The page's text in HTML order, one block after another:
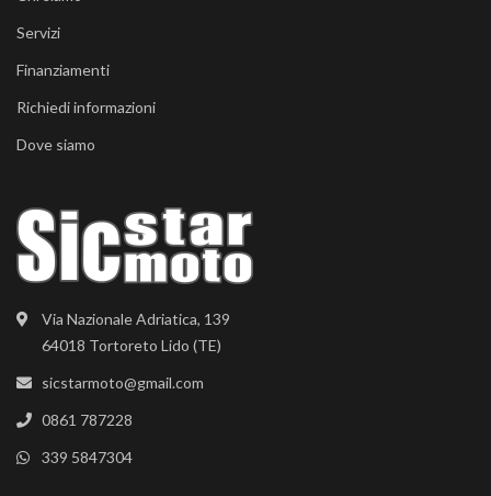
Via Nazionale Adriatica, 139
64018 Tortoreto Lido (TE)
sicstarmoto@gmail.com
0861 787228
339 5847304
Servizi
Finanziamenti
Richiedi informazioni
Dove siamo